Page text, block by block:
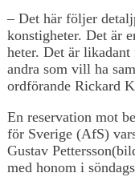
– Det här följer
konstigheter. Det är
heter. Det är
andra som vill ha
ordförande Rickard
En reservation mot
för Sverige (AfS)
Gustav
med honom i